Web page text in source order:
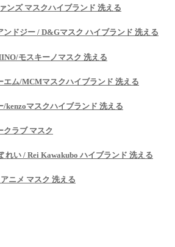
ンズ マスクハイブランド 洗える
ンドジー / D&Gマスク ハイブランド 洗える
モスキーノマスク 洗える
エム/MCMマスクハイブランド 洗える
/kenzoマスクハイブランド 洗える
クラブ マスク
れい / Rei Kawakubo ハイブランド 洗える
ニメ マスク 洗える